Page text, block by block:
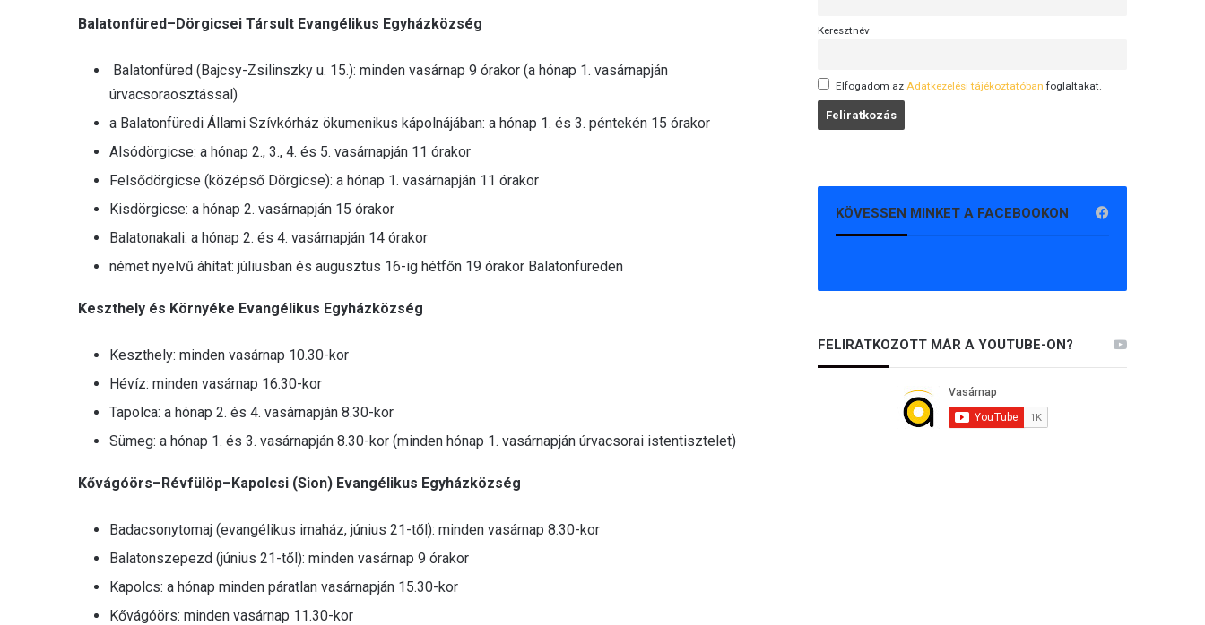
Balatonfüred–Dörgicsei Társult Evangélikus Egyházközség
Balatonfüred (Bajcsy-​Zsilinszky u. 15.): minden vasárnap 9 órakor (a hónap 1. vasárnapján
úrvacsoraosztással)
a Balatonfüredi Állami Szívkórház ökumenikus kápolnájában: a hónap 1. és 3. péntekén 15 órakor
Alsódörgicse: a hónap 2., 3., 4. és 5. vasárnapján 11 órakor
Felsődörgicse (középső Dörgicse): a hónap 1. vasárnapján 11 órakor
Kisdörgicse: a hónap 2. vasárnapján 15 órakor
Balatonakali: a hónap 2. és 4. vasárnapján 14 órakor
német nyelvű áhítat: júliusban és augusztus 16-ig hétfőn 19 órakor Balatonfüreden
Keszthely és Környéke Evangélikus Egyházközség
Keszthely: minden vasárnap 10.30-kor
Hévíz: minden vasárnap 16.30-kor
Tapolca: a hónap 2. és 4. vasárnapján 8.30-kor
Sümeg: a hónap 1. és 3. vasárnapján 8.30-kor (minden hónap 1. vasárnapján úrvacsorai istentisztelet)
Kővágóörs–Révfülöp–Kapolcsi (Sion) Evangélikus Egyházközség
Badacsonytomaj (evangélikus imaház, június 21-től): minden vasárnap 8.30-kor
Balatonszepezd (június 21-től): minden vasárnap 9 órakor
Kapolcs: a hónap minden páratlan vasárnapján 15.30-kor
Kővágóörs: minden vasárnap 11.30-kor
Keresztnév
Elfogadom az Adatkezelési tájékoztatóban foglaltakat.
KÖVESSEN MINKET A FACEBOOKON
FELIRATKOZOTT MÁR A YOUTUBE-ON?